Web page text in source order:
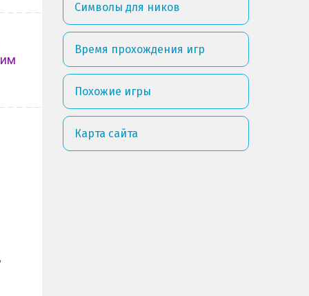
Символы для ников
Время прохождения игр
Похожие игры
Карта сайта